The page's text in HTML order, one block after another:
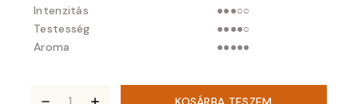
Intenzitás
●●●○○
Testesség
●●●●○
Aroma
●●●●●